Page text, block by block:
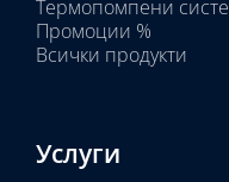
Термопомпени
Промоции %
Всички продукти
Услуги